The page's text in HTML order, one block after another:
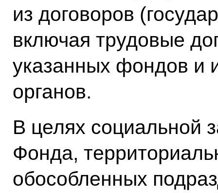
из договоров
включая трудовые
указанных фондов и
органов.
В целях социальной
Фонда,
обособленных